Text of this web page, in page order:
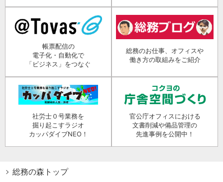
帳票配信の
電子化・自動化で
「ビジネス」をつなぐ
総務のお仕事、オフィスや
働き方の取組みをご紹介
社労士０号業務を
掘り起こすラジオ
カッパダイブNEO！
官公庁オフィスにおける
文書削減や備品管理の
先進事例を公開中！
総務の森トップ